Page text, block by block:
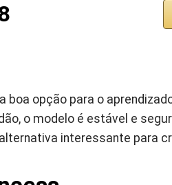
opção para o
o modelo é estável e
interessante para